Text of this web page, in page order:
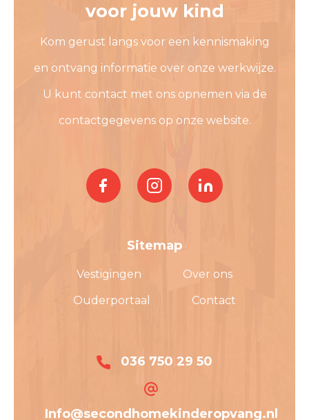
voor jouw kind
Kom gerust langs voor een kennismaking
en ontvang informatie over onze werkwijze.
U kunt contact met ons opnemen via de
contactgegevens op onze website.
Sitemap
Vestigingen
Over ons
Ouderportaal
Contact
036 750 29 50
Info@secondhomekinderopvang.nl